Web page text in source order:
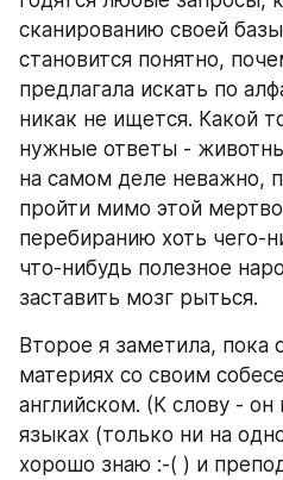
сканированию своей
становится понятно,
предлагала искать по
никак не ищется. Какой
нужные ответы -
на самом деле неважно,
пройти мимо этой
перебиранию хоть чего-
что-нибудь полезное
заставить мозг рыться.
Второе я заметила, пока
материях со своим
английском. (К слову - он
языках (только ни на
хорошо знаю :-( ) и